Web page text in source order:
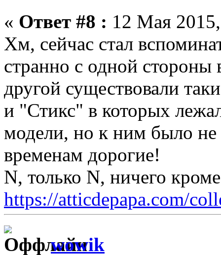
« Ответ #8 : 12 Мая
Хм, сейчас стал
странно с одной
другой существовали
и "Стикс" в которых
модели, но к ним было
временам дорогие!
N, только N, ничего
https://atticdepapa.com/
wowik